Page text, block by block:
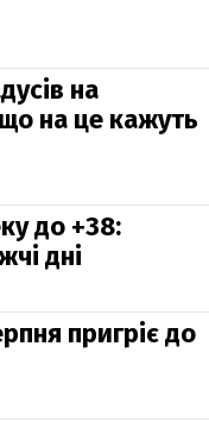
на
на це кажуть
до +38:
дні
пригріє до